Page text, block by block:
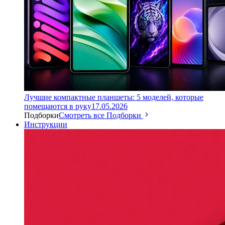
Лучшие компактные планшеты: 5 моделей, которые
помещаются в руку17.05.2026
ПодборкиСмотреть все Подборки
Инструкции